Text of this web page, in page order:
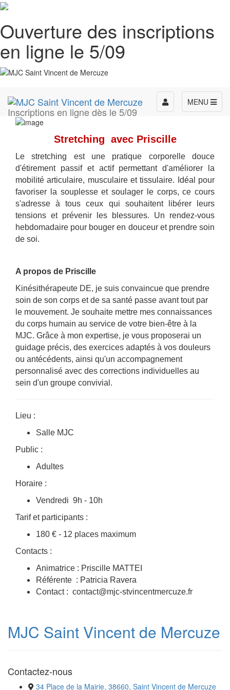
Ouverture des inscriptions
en ligne le 5/09
Inscriptions en ligne dès le 5/09
MENU
Toggle
navigation
Stretching avec Priscille
Le stretching est une pratique corporelle douce
d'étirement passif et actif permettant d'améliorer la
mobilité articulaire, musculaire et tissulaire. Idéal pour
favoriser la souplesse et soulager le corps, ce cours
s'adresse à tous ceux qui souhaitent libérer leurs
tensions et prévenir les blessures. Un rendez-vous
hebdomadaire pour bouger en douceur et prendre soin
de soi.
A propos de Priscille
Kinésithérapeute DE, je suis convaincue que prendre
soin de son corps et de sa santé passe avant tout par
le mouvement. Je souhaite mettre mes connaissances
du corps humain au service de votre bien-être à la
MJC. Grâce à mon expertise, je vous proposerai un
guidage précis, des exercices adaptés à vos douleurs
ou antécédents, ainsi qu'un accompagnement
personnalisé avec des corrections individuelles au
sein d'un groupe convivial.
Lieu :
Salle MJC
Public :
Adultes
Horaire :
Vendredi 9h - 10h
Tarif et participants :
180 € - 12 places maximum
Contacts :
Animatrice : Priscille MATTEI
Référente : Patricia Ravera
Contact : contact@mjc-stvincentmercuze.fr
MJC Saint Vincent de Mercuze
Contactez-nous
34 Place de la Mairie, 38660, Saint Vincent de Mercuze